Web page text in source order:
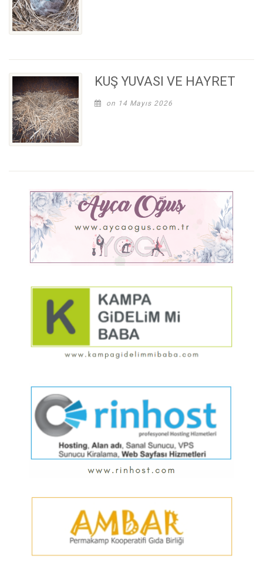
KUŞ YUVASI VE HAYRET
on 14 Mayıs 2026